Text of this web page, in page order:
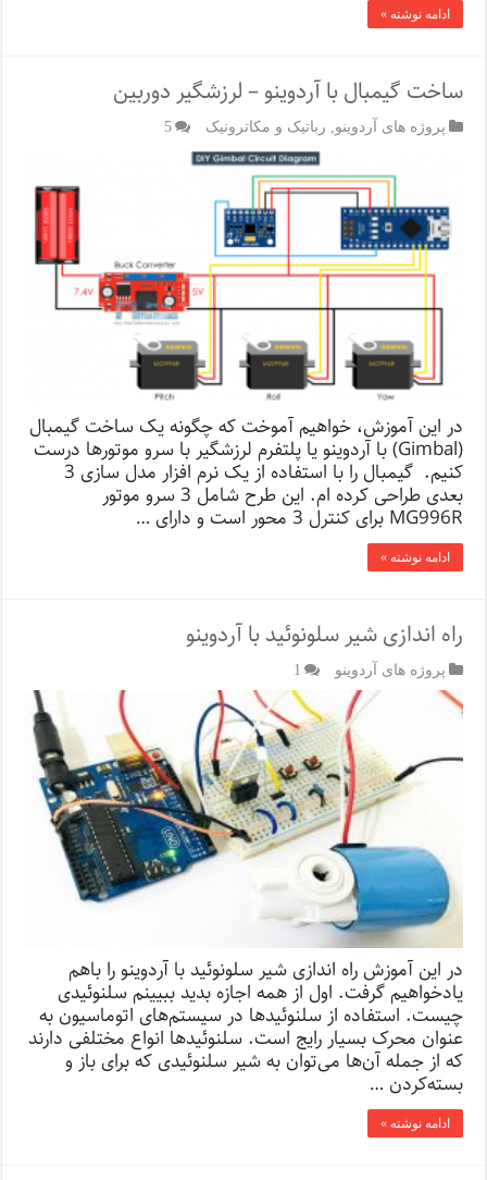
ادامه نوشته »
ساخت گیمبال با آردوینو – لرزشگیر دوربین
پروژه های آردوینو رباتیک و مکاترونیک 5
در این آموزش، خواهیم آموخت که چگونه یک ساخت گیمبال
(Gimbal) با آردوینو یا پلتفرم لرزشگیر با سرو موتورها درست
کنیم. گیمبال را با استفاده از یک نرم افزار مدل سازی 3
بعدی طراحی کرده ام. این طرح شامل 3 سرو موتور
MG996R برای کنترل 3 محور است و دارای …
ادامه نوشته »
راه اندازی شیر سلونوئید با آردوینو
پروژه های آردوینو 1
در این آموزش راه اندازی شیر سلونوئید با آردوینو را باهم
یادخواهیم گرفت. اول از همه اجازه بدید ببیینم سلنوئیدی
چیست. استفاده از سلنوئیدها در سیستم‌های اتوماسیون به
عنوان محرک بسیار رایج است. سلنوئیدها انواع مختلفی دارند
که از جمله آن‌ها می‌توان به شیر سلنوئیدی که برای باز و
بسته‌کردن …
ادامه نوشته »